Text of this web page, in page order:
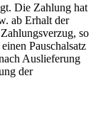
Die Zahlung hat
ab Erhalt der
so
Pauschalsatz
Auslieferung
der